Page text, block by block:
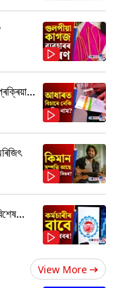
View More